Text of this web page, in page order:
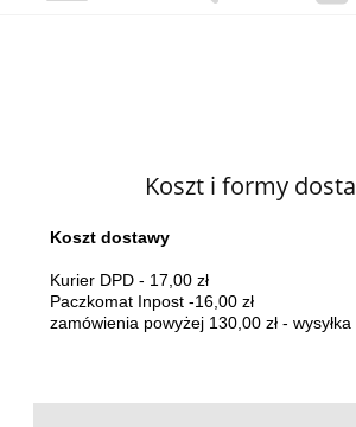
Koszt i formy
Koszt dostawy
Kurier DPD - 17,00 zł
Paczkomat Inpost -16,00 zł
zamówienia powyżej 130,00 zł -